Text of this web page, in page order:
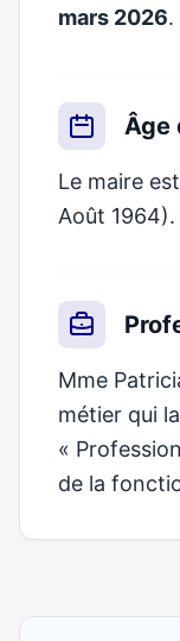
mars 2026.
Âge
Le maire
Août 1964).
Mme
métier qui
«
de la